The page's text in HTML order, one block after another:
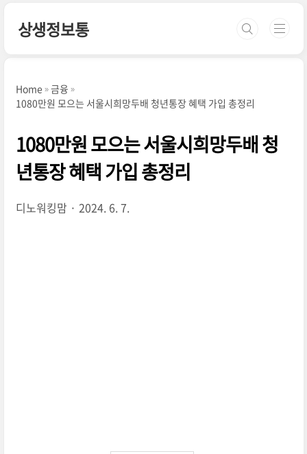
상생정보통
Home
금융
1080만원 모으는 서울시희망두배 청년통장 혜택 가입 총정리
1080만원 모으는 서울시희망두배 청
년통장 혜택 가입 총정리
디노워킹맘 2024. 6. 7.